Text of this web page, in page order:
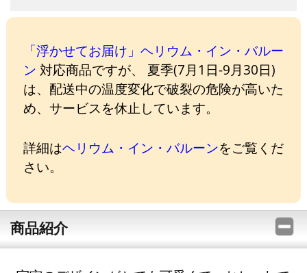
「浮かせてお届け」ヘリウム・イン・バルー
ン 対応商品ですが、 夏季(7月1日-9月30日)
は、配送中の温度変化で破裂の危険が高いた
め、サービスを休止しています。
詳細はヘリウム・イン・バルーンをご覧くだ
さい。
商品紹介